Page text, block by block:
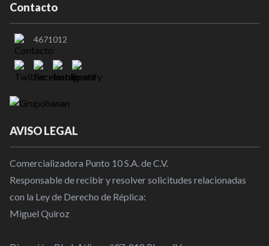
Contacto
4671012
AVISO LEGAL
Comercializadora Punto 10 S.A. de C.V.
Responsable de recibir y resolver solicitudes relacionadas
con la Ley de Derecho de Réplica:
Miguel Quiroz